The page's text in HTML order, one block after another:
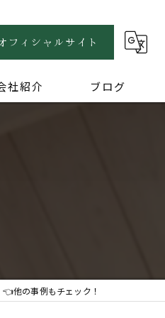
フィシャルサイト
社紹介 ブログ
👈他の事例もチェック！